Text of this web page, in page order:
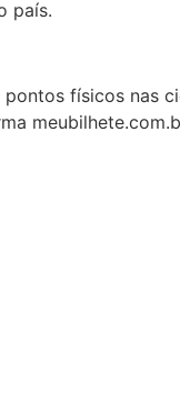
país.
físicos nas